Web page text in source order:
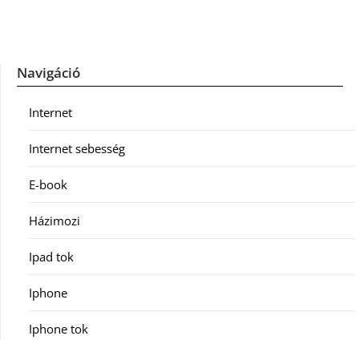
Navigáció
Internet
Internet sebesség
E-book
Házimozi
Ipad tok
Iphone
Iphone tok